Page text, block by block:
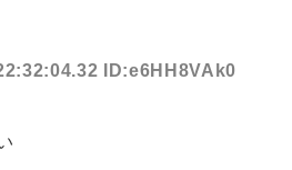
ID:e6HH8VAk0